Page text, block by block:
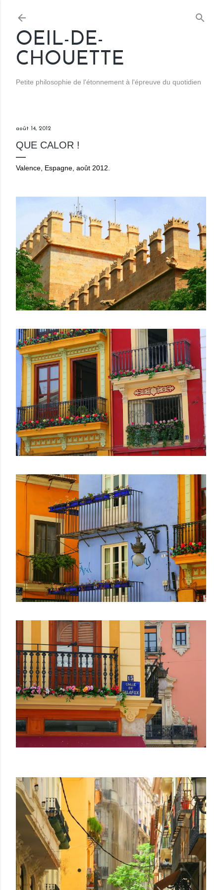
OEIL-DE-
CHOUETTE
Petite philosophie de l'étonnement à l'épreuve du quotidien
août 14, 2012
QUE CALOR !
Valence, Espagne, août 2012.